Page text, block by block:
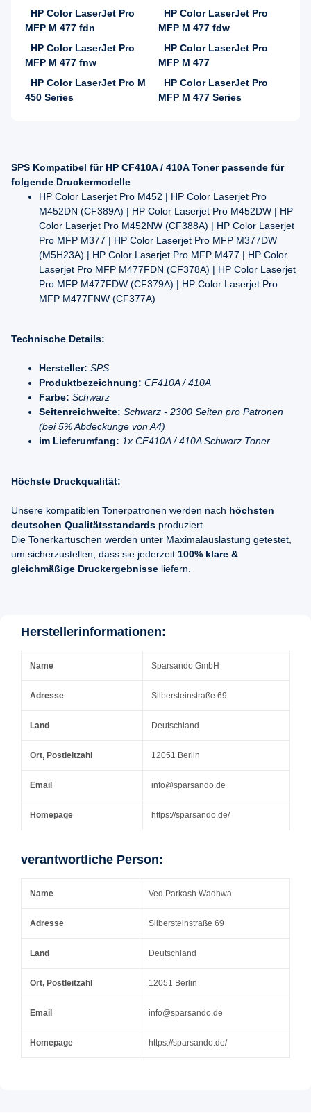
HP Color LaserJet Pro
MFP M 477 fdn
HP Color LaserJet Pro
MFP M 477 fdw
HP Color LaserJet Pro
MFP M 477 fnw
HP Color LaserJet Pro
MFP M 477
HP Color LaserJet Pro M
450 Series
HP Color LaserJet Pro
MFP M 477 Series
SPS Kompatibel für HP CF410A / 410A Toner passende für
folgende Druckermodelle
HP Color Laserjet Pro M452 | HP Color Laserjet Pro
M452DN (CF389A) | HP Color Laserjet Pro M452DW | HP
Color Laserjet Pro M452NW (CF388A) | HP Color Laserjet
Pro MFP M377 | HP Color Laserjet Pro MFP M377DW
(M5H23A) | HP Color Laserjet Pro MFP M477 | HP Color
Laserjet Pro MFP M477FDN (CF378A) | HP Color Laserjet
Pro MFP M477FDW (CF379A) | HP Color Laserjet Pro
MFP M477FNW (CF377A)
Technische Details:
Hersteller: SPS
Produktbezeichnung: CF410A / 410A
Farbe: Schwarz
Seitenreichweite: Schwarz - 2300 Seiten pro Patronen
(bei 5% Abdeckunge von A4)
im Lieferumfang: 1x CF410A / 410A Schwarz Toner
Höchste Druckqualität:
Unsere kompatiblen Tonerpatronen werden nach höchsten
deutschen Qualitätsstandards produziert.
Die Tonerkartuschen werden unter Maximalauslastung getestet,
um sicherzustellen, dass sie jederzeit 100% klare &
gleichmäßige Druckergebnisse liefern.
Herstellerinformationen:
Name Sparsando GmbH
Adresse Silbersteinstraße 69
Land Deutschland
Ort, Postleitzahl 12051 Berlin
Email info@sparsando.de
Homepage https://sparsando.de/
verantwortliche Person:
Name Ved Parkash Wadhwa
Adresse Silbersteinstraße 69
Land Deutschland
Ort, Postleitzahl 12051 Berlin
Email info@sparsando.de
Homepage https://sparsando.de/